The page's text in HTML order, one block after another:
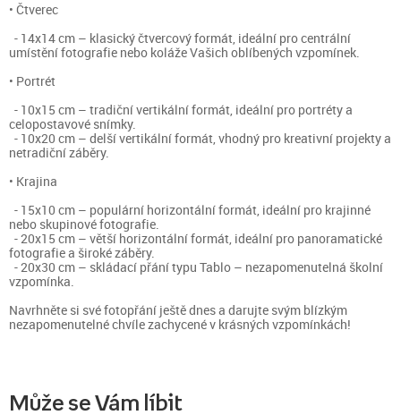
• Čtverec
- 14x14 cm – klasický čtvercový formát, ideální pro centrální
umístění fotografie nebo koláže Vašich oblíbených vzpomínek.
• Portrét
- 10x15 cm – tradiční vertikální formát, ideální pro portréty a
celopostavové snímky.
- 10x20 cm – delší vertikální formát, vhodný pro kreativní projekty a
netradiční záběry.
• Krajina
- 15x10 cm – populární horizontální formát, ideální pro krajinné
nebo skupinové fotografie.
- 20x15 cm – větší horizontální formát, ideální pro panoramatické
fotografie a široké záběry.
- 20x30 cm – skládací přání typu Tablo – nezapomenutelná školní
vzpomínka.
Navrhněte si své fotopřání ještě dnes a darujte svým blízkým
nezapomenutelné chvíle zachycené v krásných vzpomínkách!
Může se Vám líbit